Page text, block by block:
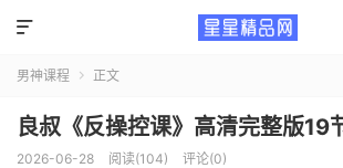

男神课程  正文
良叔《反操控课》高清完整版19
2026-06-28 阅读(104) 评论(0)